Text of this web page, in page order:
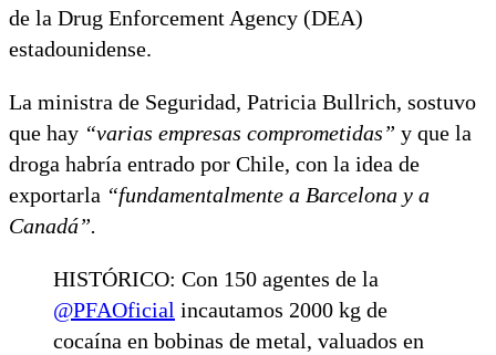
de la Drug Enforcement Agency (DEA)
estadounidense.
La ministra de Seguridad, Patricia Bullrich, sostuvo
que hay “varias empresas comprometidas” y que la
droga habría entrado por Chile, con la idea de
exportarla “fundamentalmente a Barcelona y a
Canadá”.
HISTÓRICO: Con 150 agentes de la
@PFAOficial incautamos 2000 kg de
cocaína en bobinas de metal, valuados en